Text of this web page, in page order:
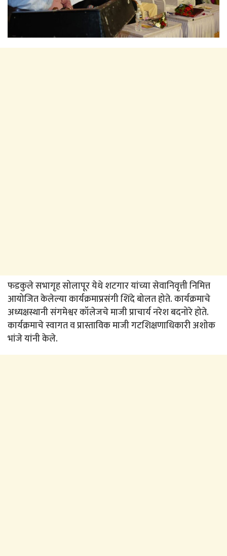
फडकुले सभागृह सोलापूर येथे शटगार यांच्या सेवानिवृत्ती निमित्त
आयोजित केलेल्या कार्यक्रमाप्रसंगी शिंदे बोलत होते. कार्यक्रमाचे
अध्यक्षस्थानी संगमेश्वर कॉलेजचे माजी प्राचार्य नरेश बदनोरे होते.
कार्यक्रमाचे स्वागत व प्रास्ताविक माजी गटशिक्षणाधिकारी अशोक
भांजे यांनी केले.